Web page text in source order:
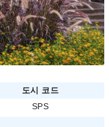
도시 코드
SPS